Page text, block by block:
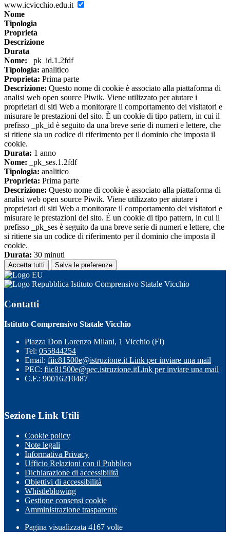
www.icvicchio.edu.it
Nome
Tipologia
Proprieta
Descrizione
Durata
Nome: _pk_id.1.2fdf
Tipologia: analitico
Proprieta: Prima parte
Descrizione: Questo nome di cookie è associato alla piattaforma di
analisi web open source Piwik. Viene utilizzato per aiutare i
proprietari di siti Web a monitorare il comportamento dei visitatori e
misurare le prestazioni del sito. È un cookie di tipo pattern, in cui il
prefisso _pk_id è seguito da una breve serie di numeri e lettere, che
si ritiene sia un codice di riferimento per il dominio che imposta il
cookie.
Durata: 1 anno
Nome: _pk_ses.1.2fdf
Tipologia: analitico
Proprieta: Prima parte
Descrizione: Questo nome di cookie è associato alla piattaforma di
analisi web open source Piwik. Viene utilizzato per aiutare i
proprietari di siti Web a monitorare il comportamento dei visitatori e
misurare le prestazioni del sito. È un cookie di tipo pattern, in cui il
prefisso _pk_ses è seguito da una breve serie di numeri e lettere, che
si ritiene sia un codice di riferimento per il dominio che imposta il
cookie.
Durata: 30 minuti
Accetta tutti Salva le preferenze
Istituto Comprensivo Statale Vicchio
Contatti
Istituto Comprensivo Statale Vicchio
Piazza Don Lorenzo Milani, 1 Vicchio (FI)
Tel: 055844254
Email: fiic81500e@istruzione.it Link per inviare una mail
PEC: fiic81500e@pec.istruzione.itLink per inviare una mail
C.F.: 90016210487
Sezione Link Utili
Cookie policy
Note legali
Informativa Privacy
Ufficio Relazioni con il Pubblico
Dichiarazione di accessibilità
Obiettivi di accessibilità
Whistleblowing
Gestione consensi cookie
Amministrazione trasparente
Pagina visualizzata 4167 volte